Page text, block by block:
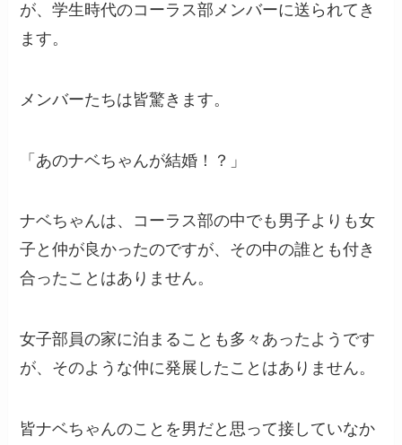
が、学生時代のコーラス部メンバーに送られてき
ます。
メンバーたちは皆驚きます。
「あのナベちゃんが結婚！？」
ナベちゃんは、コーラス部の中でも男子よりも女
子と仲が良かったのですが、その中の誰とも付き
合ったことはありません。
女子部員の家に泊まることも多々あったようです
が、そのような仲に発展したことはありません。
皆ナベちゃんのことを男だと思って接していなか